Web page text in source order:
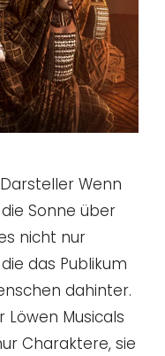
Wenn
Sonne über
nicht nur
das Publikum
dahinter.
Löwen Musicals
Charaktere, sie